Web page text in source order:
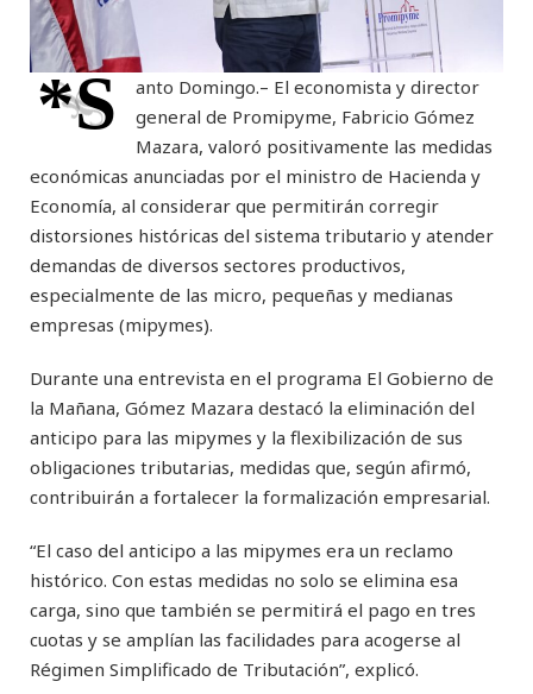
*S
anto Domingo.– El economista y director
general de Promipyme, Fabricio Gómez
Mazara, valoró positivamente las medidas
económicas anunciadas por el ministro de Hacienda y
Economía, al considerar que permitirán corregir
distorsiones históricas del sistema tributario y atender
demandas de diversos sectores productivos,
especialmente de las micro, pequeñas y medianas
empresas (mipymes).
Durante una entrevista en el programa El Gobierno de
la Mañana, Gómez Mazara destacó la eliminación del
anticipo para las mipymes y la flexibilización de sus
obligaciones tributarias, medidas que, según afirmó,
contribuirán a fortalecer la formalización empresarial.
“El caso del anticipo a las mipymes era un reclamo
histórico. Con estas medidas no solo se elimina esa
carga, sino que también se permitirá el pago en tres
cuotas y se amplían las facilidades para acogerse al
Régimen Simplificado de Tributación”, explicó.